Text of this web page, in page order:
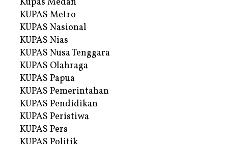
KUPAS Metro
KUPAS Nasional
KUPAS Nias
KUPAS Nusa Tenggara
KUPAS Olahraga
KUPAS Papua
KUPAS Pemerintahan
KUPAS Pendidikan
KUPAS Peristiwa
KUPAS Pers